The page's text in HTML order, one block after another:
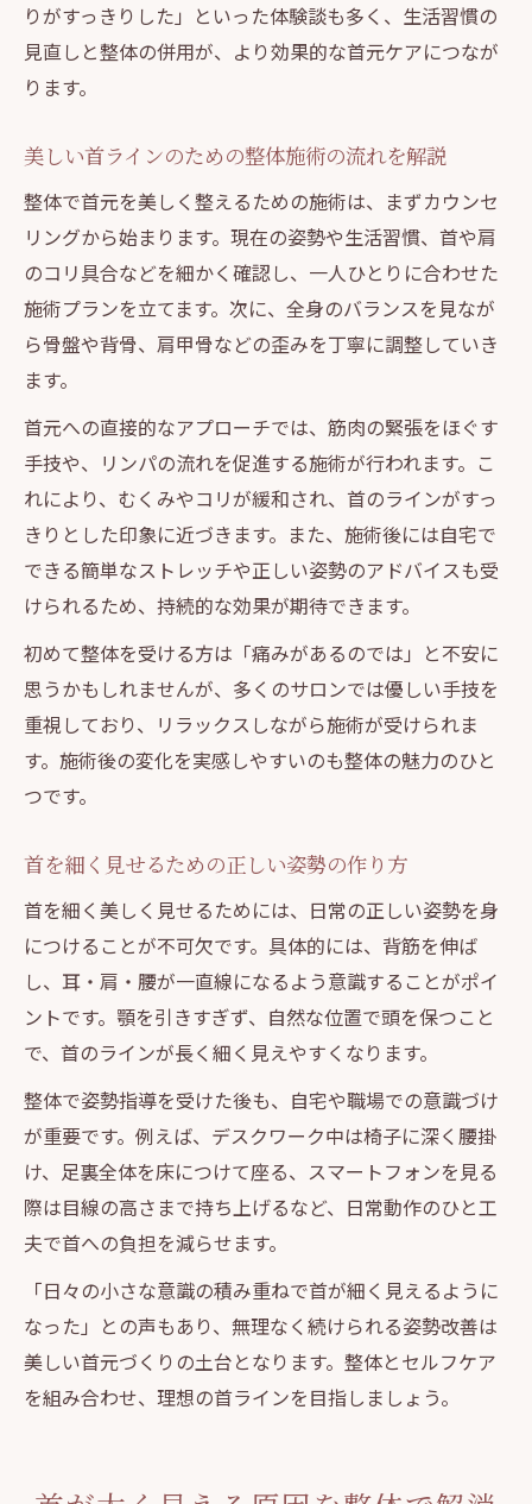
りがすっきりした」といった体験談も多く、生活習慣の
見直しと整体の併用が、より効果的な首元ケアにつなが
ります。
美しい首ラインのための整体施術の流れを解説
整体で首元を美しく整えるための施術は、まずカウンセ
リングから始まります。現在の姿勢や生活習慣、首や肩
のコリ具合などを細かく確認し、一人ひとりに合わせた
施術プランを立てます。次に、全身のバランスを見なが
ら骨盤や背骨、肩甲骨などの歪みを丁寧に調整していき
ます。
首元への直接的なアプローチでは、筋肉の緊張をほぐす
手技や、リンパの流れを促進する施術が行われます。こ
れにより、むくみやコリが緩和され、首のラインがすっ
きりとした印象に近づきます。また、施術後には自宅で
できる簡単なストレッチや正しい姿勢のアドバイスも受
けられるため、持続的な効果が期待できます。
初めて整体を受ける方は「痛みがあるのでは」と不安に
思うかもしれませんが、多くのサロンでは優しい手技を
重視しており、リラックスしながら施術が受けられま
す。施術後の変化を実感しやすいのも整体の魅力のひと
つです。
首を細く見せるための正しい姿勢の作り方
首を細く美しく見せるためには、日常の正しい姿勢を身
につけることが不可欠です。具体的には、背筋を伸ば
し、耳・肩・腰が一直線になるよう意識することがポイ
ントです。顎を引きすぎず、自然な位置で頭を保つこと
で、首のラインが長く細く見えやすくなります。
整体で姿勢指導を受けた後も、自宅や職場での意識づけ
が重要です。例えば、デスクワーク中は椅子に深く腰掛
け、足裏全体を床につけて座る、スマートフォンを見る
際は目線の高さまで持ち上げるなど、日常動作のひと工
夫で首への負担を減らせます。
「日々の小さな意識の積み重ねで首が細く見えるように
なった」との声もあり、無理なく続けられる姿勢改善は
美しい首元づくりの土台となります。整体とセルフケア
を組み合わせ、理想の首ラインを目指しましょう。